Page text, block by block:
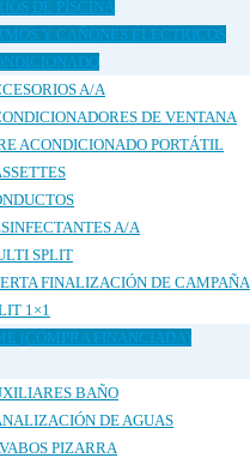
DE PISCINA
Y CAÑONES ELÉCTRICOS
A/A
DE VENTANA
ACONDICIONADO PORTÁTIL
A/A
SPLIT
FINALIZACIÓN DE CAMPAÑA
1×1
(COMPRA FINANCIADA)
BAÑO
DE AGUAS
PIZARRA